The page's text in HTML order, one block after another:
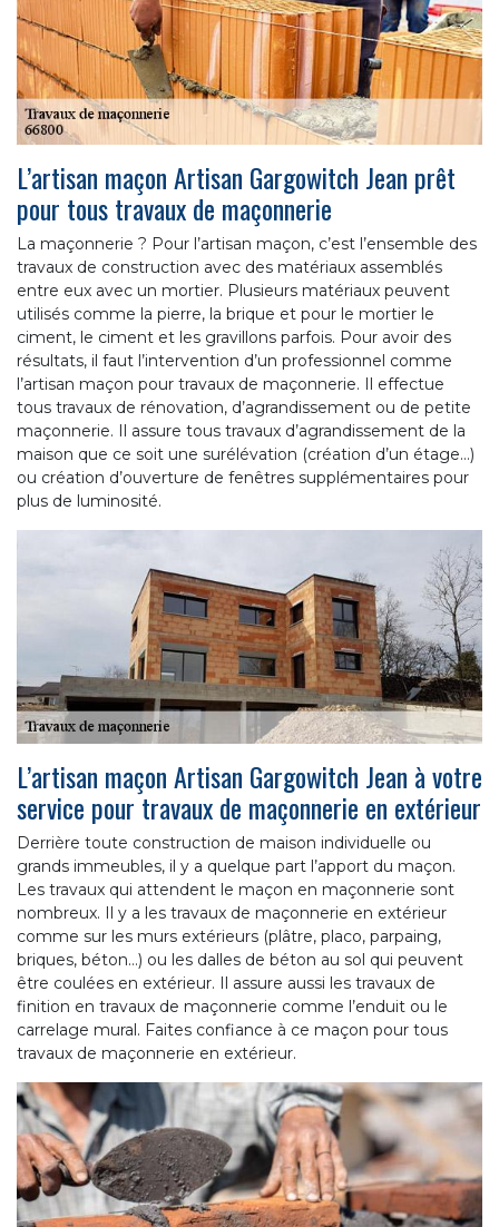
L’artisan maçon Artisan Gargowitch Jean prêt
pour tous travaux de maçonnerie
La maçonnerie ? Pour l’artisan maçon, c’est l’ensemble des
travaux de construction avec des matériaux assemblés
entre eux avec un mortier. Plusieurs matériaux peuvent
utilisés comme la pierre, la brique et pour le mortier le
ciment, le ciment et les gravillons parfois. Pour avoir des
résultats, il faut l’intervention d’un professionnel comme
l’artisan maçon pour travaux de maçonnerie. Il effectue
tous travaux de rénovation, d’agrandissement ou de petite
maçonnerie. Il assure tous travaux d’agrandissement de la
maison que ce soit une surélévation (création d’un étage…)
ou création d’ouverture de fenêtres supplémentaires pour
plus de luminosité.
L’artisan maçon Artisan Gargowitch Jean à votre
service pour travaux de maçonnerie en extérieur
Derrière toute construction de maison individuelle ou
grands immeubles, il y a quelque part l’apport du maçon.
Les travaux qui attendent le maçon en maçonnerie sont
nombreux. Il y a les travaux de maçonnerie en extérieur
comme sur les murs extérieurs (plâtre, placo, parpaing,
briques, béton…) ou les dalles de béton au sol qui peuvent
être coulées en extérieur. Il assure aussi les travaux de
finition en travaux de maçonnerie comme l’enduit ou le
carrelage mural. Faites confiance à ce maçon pour tous
travaux de maçonnerie en extérieur.